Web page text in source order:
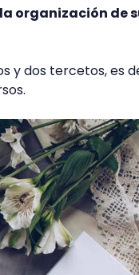
organización de
y dos tercetos, es